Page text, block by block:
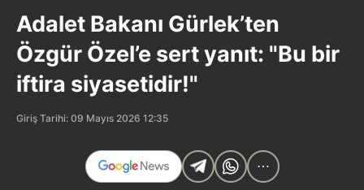
Adalet Bakanı Gürlek’ten
Özgür Özel’e sert yanıt: "Bu bir
iftira siyasetidir!"
Giriş Tarihi: 09 Mayıs 2026 12:35